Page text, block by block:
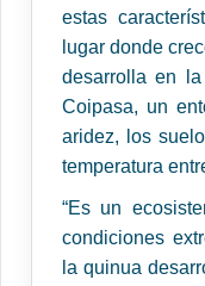
estas
lugar donde
desarrolla en
Coipasa, un
aridez, los
temperatura
“Es un
condiciones
la quinua